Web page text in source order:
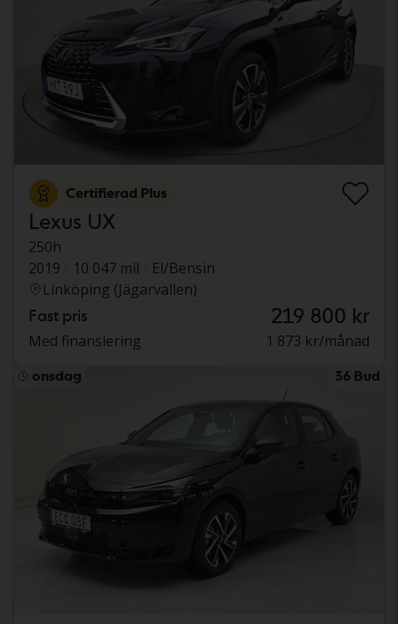
Certifierad Plus
Lexus UX
250h
2019
10 047 mil
El/Bensin
Linköping (Jägarvallen)
Fast pris 219 800 kr
Med finansiering 1 873 kr/månad
onsdag 36 Bud